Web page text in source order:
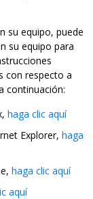
su equipo, puede
su equipo para
con respecto a
continuación:
haga clic aquí
Explorer, haga
haga clic aquí
aquí